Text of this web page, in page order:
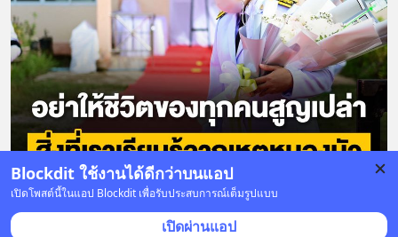
Blockdit ใช้งานได้ดีกว่าบนแอป
เปิดโพสต์นี้ในแอป Blockdit เพื่อรับประสบการณ์เต็มรูปแบบ
เปิดผ่านแอป
5 บันทึก 7 2